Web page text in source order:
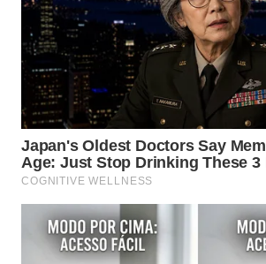
Transforme sua cozinha
desengordurante do limão,
Como aplicar a técnica